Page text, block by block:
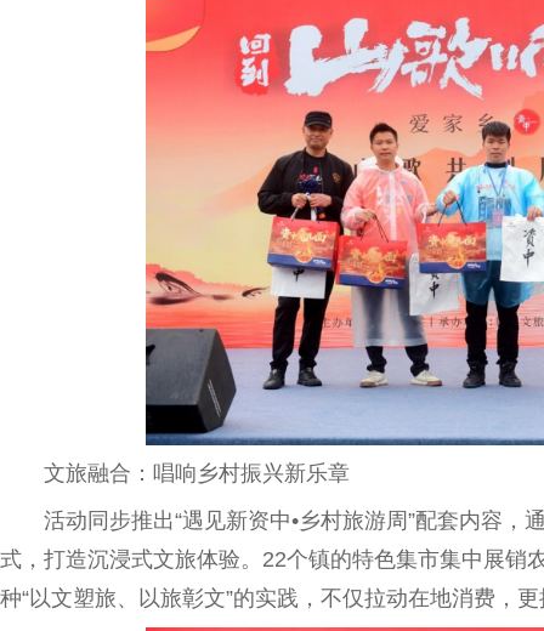
文旅融合：唱响乡村振兴新乐章
活动同步推出“遇见新资中•乡村旅游周”配套内容，
式，打造沉浸式文旅体验。22个镇的特色集市集中展销
种“以文塑旅、以旅彰文”的实践，不仅拉动在地消费，